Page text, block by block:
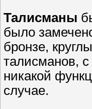
Талисманы
было
бронзе,
талисманов,
никакой
случае.